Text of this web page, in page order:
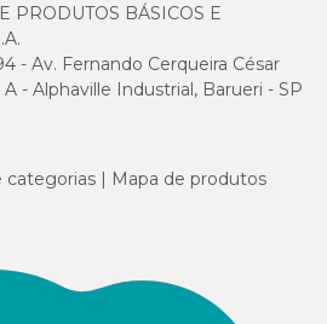
PRODUTOS BÁSICOS E
- Av. Fernando Cerqueira César
A - Alphaville Industrial, Barueri - SP
categorias Mapa de produtos